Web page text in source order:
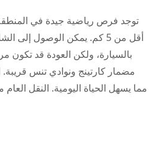
توجد فرص رياضية جيدة في
أقل من 5 كم. يمكن الوصول
بالسيارة، ولكن العودة قد تكون
مضمار كارتينج ونوادي تنس قريبة.
مما يسهل الحياة اليومية. النقل